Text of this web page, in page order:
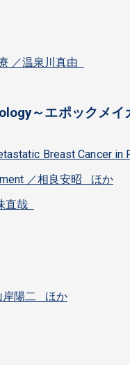
／温泉川真由
～エポックメイ
Breast Cancer
／相良安昭 ほか
直哉
岸陽二 ほか